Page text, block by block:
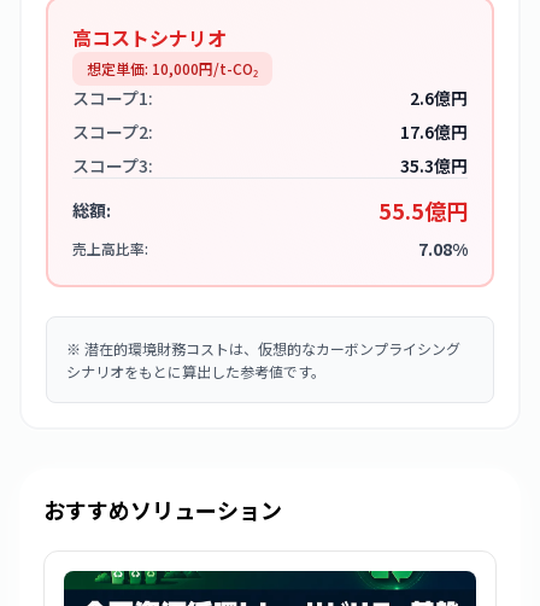
高コストシナリオ
想定単価: 10,000円/t-CO₂
スコープ1:
2.6億円
スコープ2:
17.6億円
スコープ3:
35.3億円
総額:
55.5億円
売上高比率: 7.08%
※ 潜在的環境財務コストは、仮想的なカーボンプライシング
シナリオをもとに算出した参考値です。
おすすめソリューション